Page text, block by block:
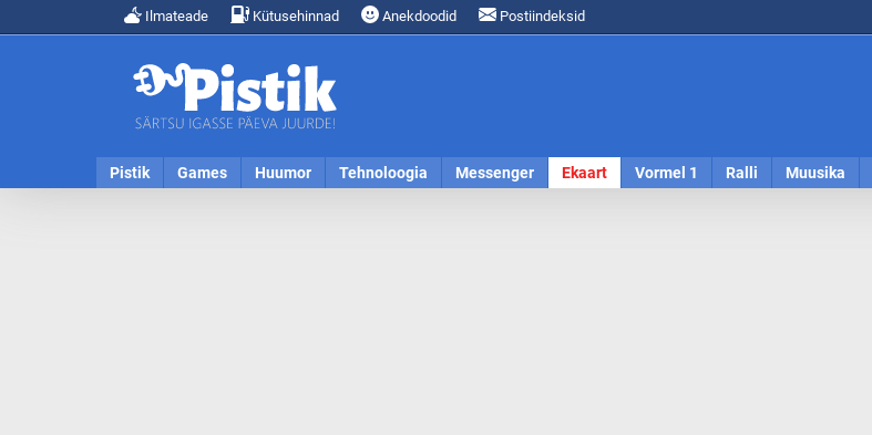
Ilmateade Kütusehinnad Anekdoodid Postiindeksid
Pistik Games Huumor Tehnoloogia Messenger Ekaart Vormel 1 Ralli Muusika